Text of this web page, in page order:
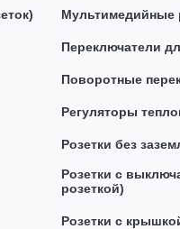
Мультимедийные
Переключатели
Поворотные
Регуляторы
Розетки без
Розетки с
розеткой)
Розетки с